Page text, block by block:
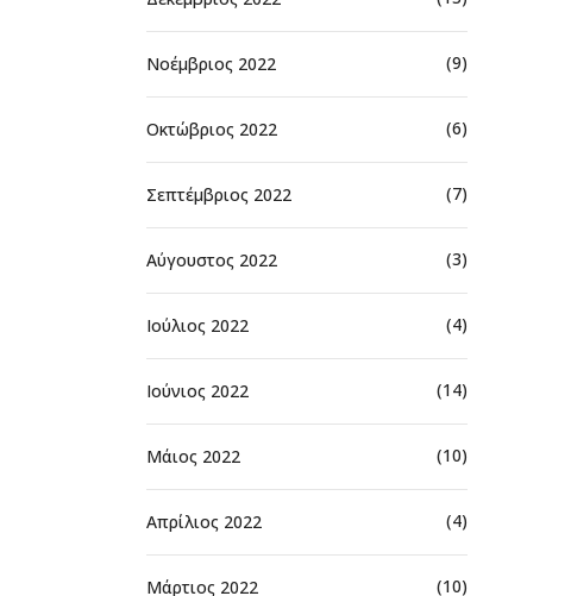
Νοέμβριος 2022 (9)
Οκτώβριος 2022 (6)
Σεπτέμβριος 2022 (7)
Αύγουστος 2022 (3)
Ιούλιος 2022 (4)
Ιούνιος 2022 (14)
Μάιος 2022 (10)
Απρίλιος 2022 (4)
Μάρτιος 2022 (10)